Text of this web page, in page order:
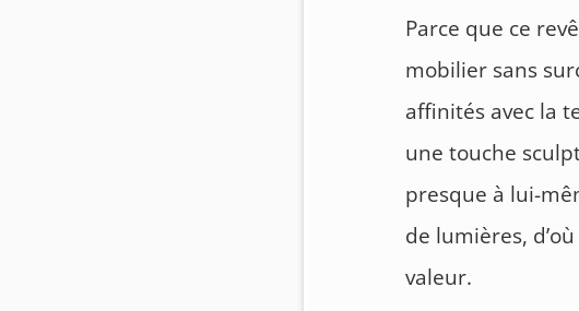
Parce que ce
mobilier sans
affinités avec la
une touche
presque à lui-
de lumières,
valeur.